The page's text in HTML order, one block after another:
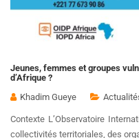
Jeunes, femmes et groupes
d’Afrique ?
Khadim Gueye
Contexte L’Observatoire
collectivités territoriales, des